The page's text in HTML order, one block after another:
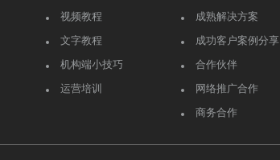
视频教程
文字教程
机构端小技巧
运营培训
成熟解决方案
成功客户案例分享
合作伙伴
网络推广合作
商务合作